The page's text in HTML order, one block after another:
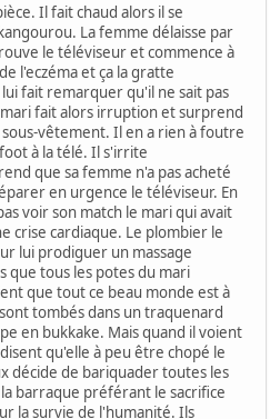
Il fait chaud alors il se
La femme délaisse par
le téléviseur et commence à
l'eczéma et ça la gratte
fait remarquer qu'il ne sait pas
fait alors irruption et surprend
vêtement. Il en a rien à foutre
à la télé. Il s'irrite
que sa femme n'a pas acheté
en urgence le téléviseur. En
voir son match le mari qui avait
crise cardiaque. Le plombier le
lui prodiguer un massage
que tous les potes du mari
que tout ce beau monde est à
tombés dans un traquenard
en bukkake. Mais quand il voient
qu'elle à peu être chopé le
décide de bariquader toutes les
barraque préférant le sacrifice
la survie de l'humanité. Ils